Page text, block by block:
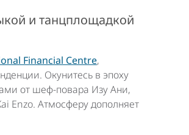
и танцплощадкой
Financial Centre,
Окунитесь в эпоху
от шеф-повара Изу Ани,
Enzo. Атмосферу дополняет